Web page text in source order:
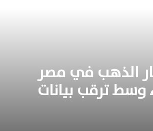
الذهب في مصر
وسط ترقب بيانات
الحاسمة